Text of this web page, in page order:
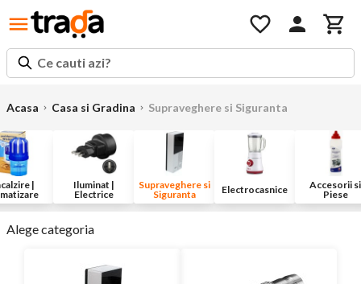
Ce cauti azi?
Acasa Casa si Gradina Supraveghere si Siguranta
|
Iluminat |
Electrice
Supraveghere si
Siguranta
Electrocasnice
Accesorii si
Piese
Alege categoria